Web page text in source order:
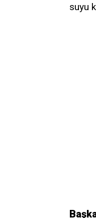
suyu